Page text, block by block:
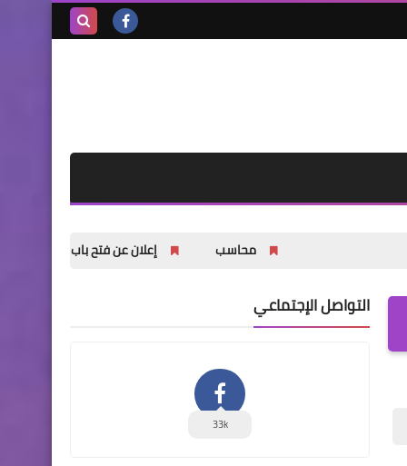
إعلان عن فتح باب التسجيل للشباب
التواصل الإجتماعي
33k